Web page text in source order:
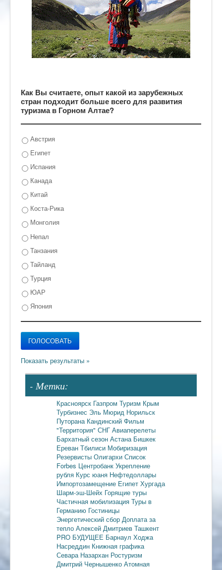
Как Вы считаете, опыт какой из зарубежных
стран подходит больше всего для развития
туризма в Горном Алтае?
Австрия
Египет
Испания
Канада
Китай
Коста-Рика
Монголия
Непал
Танзания
Тайланд
Турция
ЮАР
Япония
- Метки:
Красноярск Газпром Туризм Крым
Турбизнес Эль Мюрид Норильск
Путорана Кандинский Фильм
"Территория" СНГ Авиаперелеты
Бархатный сезон Астана Бишкек
Ереван Тбилиси Мобиризация
Резервисты Олигархи Список
Forbes Центробанк Укрепление
рубля Курс юаня Нефтедоллары
Импортозамещение Египет Хургада
Шарм-эш-Шейх Горящие туры
Частичная мобилизация Туры в
Германию Гостиницы
Энергетический сбор Доплата за
тепло Алексей Дмитриев Ташкент
PRO БУДУЩЕЕ Барнаул Ходжа
Насреддин Книжная графика
Севара Назархан Ростуризм
Дмитрий Чернышенко Атомная